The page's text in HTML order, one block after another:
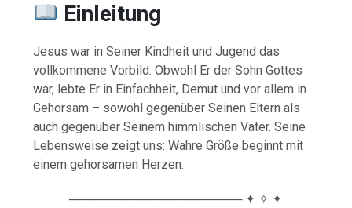
Einleitung
Jesus war in Seiner Kindheit und Jugend das
vollkommene Vorbild. Obwohl Er der Sohn Gottes
war, lebte Er in Einfachheit, Demut und vor allem in
Gehorsam – sowohl gegenüber Seinen Eltern als
auch gegenüber Seinem himmlischen Vater. Seine
Lebensweise zeigt uns: Wahre Größe beginnt mit
einem gehorsamen Herzen.
──────────────────── ✦ ✧ ✦